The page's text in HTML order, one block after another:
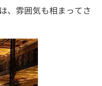
、雰囲気も相まってさ